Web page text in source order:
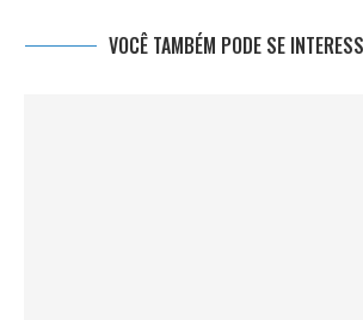
VOCÊ TAMBÉM PODE SE